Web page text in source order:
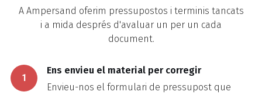
A Ampersand oferim pressupostos i terminis tancats
i a mida després d'avaluar un per un cada
document.
1
Ens envieu el material per corregir
Envieu-nos el formulari de pressupost que